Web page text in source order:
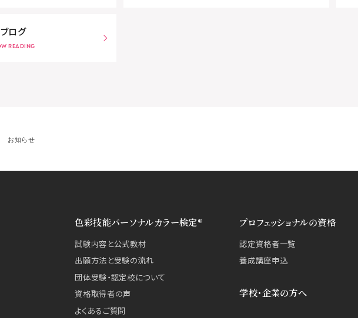
ブログ
お知らせ
色彩技能パーソナルカラー検定®
試験内容と公式教材
出願方法と受験の流れ
団体受験・認定校について
資格取得者の声
よくあるご質問
プロフェッショナルの資格
認定資格者一覧
養成講座申込
学校・企業の方へ